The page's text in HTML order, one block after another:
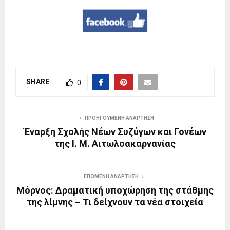
SHARE 0
ΠΡΟΗΓΟΎΜΕΝΗ ΑΝΆΡΤΗΣΗ
Έναρξη Σχολής Νέων Συζύγων και Γονέων
της Ι. Μ. Αιτωλοακαρνανίας
ΕΠΌΜΕΝΗ ΑΝΆΡΤΗΣΗ
Μόρνος: Δραματική υποχώρηση της στάθμης
της λίμνης – Τι δείχνουν τα νέα στοιχεία